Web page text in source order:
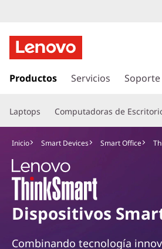
r
c
o
n
e
n
d
o
r
Productos Servicios Soporte
Laptops Computadoras de
Inicio Smart Devices Smart Office
Dispositivos
Combinando tecnología